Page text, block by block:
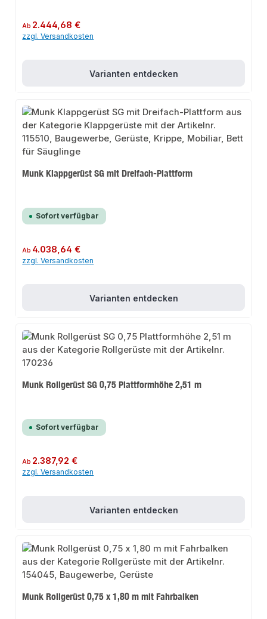
Regulärer Preis:
Ab 2.444,68 €
zzgl. Versandkosten
Varianten entdecken
Munk Klappgerüst SG mit Dreifach-Plattform
Sofort verfügbar
Regulärer Preis:
Ab 4.038,64 €
zzgl. Versandkosten
Varianten entdecken
Munk Rollgerüst SG 0,75 Plattformhöhe 2,51 m
Sofort verfügbar
Regulärer Preis:
Ab 2.387,92 €
zzgl. Versandkosten
Varianten entdecken
Munk Rollgerüst 0,75 x 1,80 m mit Fahrbalken